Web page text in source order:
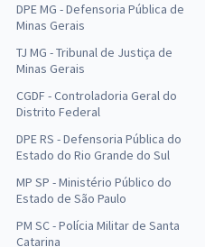
DPE MG - Defensoria Pública de
Minas Gerais
TJ MG - Tribunal de Justiça de
Minas Gerais
CGDF - Controladoria Geral do
Distrito Federal
DPE RS - Defensoria Pública do
Estado do Rio Grande do Sul
MP SP - Ministério Público do
Estado de São Paulo
PM SC - Polícia Militar de Santa
Catarina